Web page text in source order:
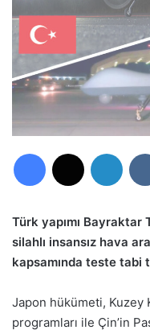
Türk yapımı Bayraktar
silahlı insansız hava
kapsamında teste tabi
Japon hükümeti, Kuzey
programları ile Çin’in